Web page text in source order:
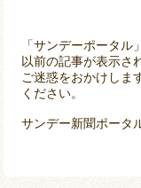
「サンデーポータル
以前の記事が表示さ
ご迷惑をおかけしま
ください。
サンデー新聞ポータ